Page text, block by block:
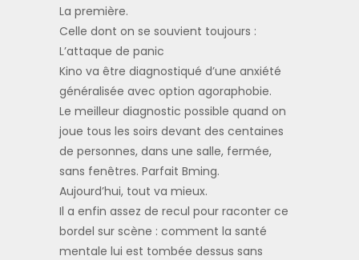
La première.
Celle dont on se souvient toujours :
L’attaque de panic
Kino va être diagnostiqué d’une anxiété
généralisée avec option agoraphobie.
Le meilleur diagnostic possible quand on
joue tous les soirs devant des centaines
de personnes, dans une salle, fermée,
sans fenêtres. Parfait Bming.
Aujourd’hui, tout va mieux.
Il a enfin assez de recul pour raconter ce
bordel sur scène : comment la santé
mentale lui est tombée dessus sans